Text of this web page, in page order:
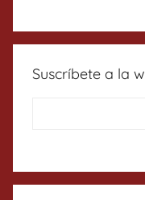
Suscríbete a la